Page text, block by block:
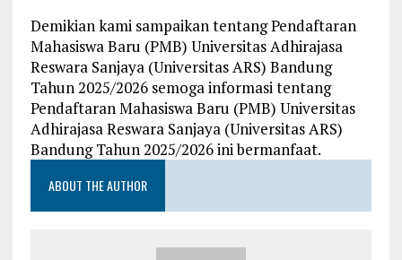
Demikian kami sampaikan tentang Pendaftaran
Mahasiswa Baru (PMB) Universitas Adhirajasa
Reswara Sanjaya (Universitas ARS) Bandung
Tahun 2025/2026 semoga informasi tentang
Pendaftaran Mahasiswa Baru (PMB) Universitas
Adhirajasa Reswara Sanjaya (Universitas ARS)
Bandung Tahun 2025/2026 ini bermanfaat.
ABOUT THE AUTHOR